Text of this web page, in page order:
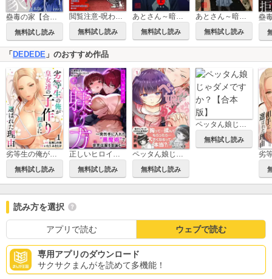
無料試し読み 無料試し読み 無料試し読み
あとさん～暗夜二巣食フ憑影～
無料試し読み
「DEDEDE 」のおすすめ作品
劣等生の俺が皇女達の子作り相手に選ばれた理由【フルカラー】【電子単行本】
無料試し読み
正しいヒロインの躾け方～突然手に入れた“黒魔術”で世界征服を目論む～【フルカラー】【合本版】
無料試し読み
ペッタん娘じゃダメですか？【コミックス版】
無料試し読み
無料試し読み
読み方を選択
アプリで読む ウェブで読む
専用アプリのダウンロード
サクサクまんがを読めて多機能！